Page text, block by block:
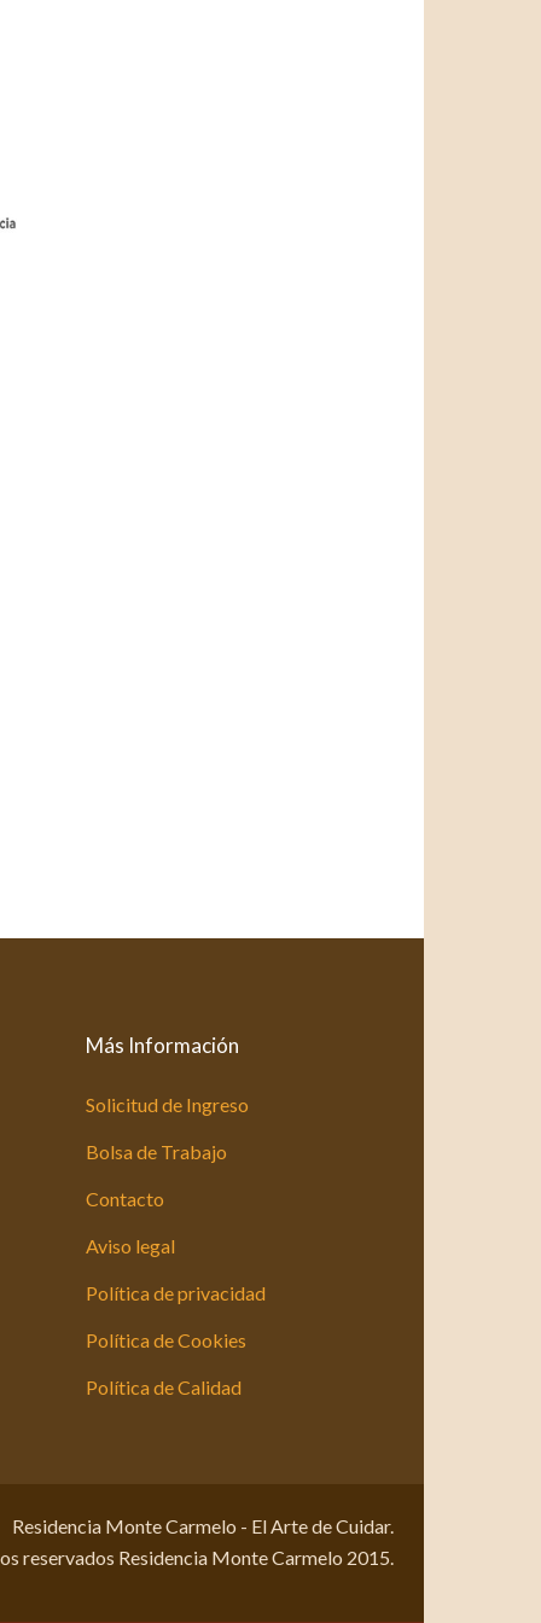
Más Información
Solicitud de Ingreso
Bolsa de Trabajo
Contacto
Aviso legal
Política de privacidad
Política de Cookies
Política de Calidad
Residencia Monte Carmelo - El Arte de Cuidar.
reservados Residencia Monte Carmelo 2015.